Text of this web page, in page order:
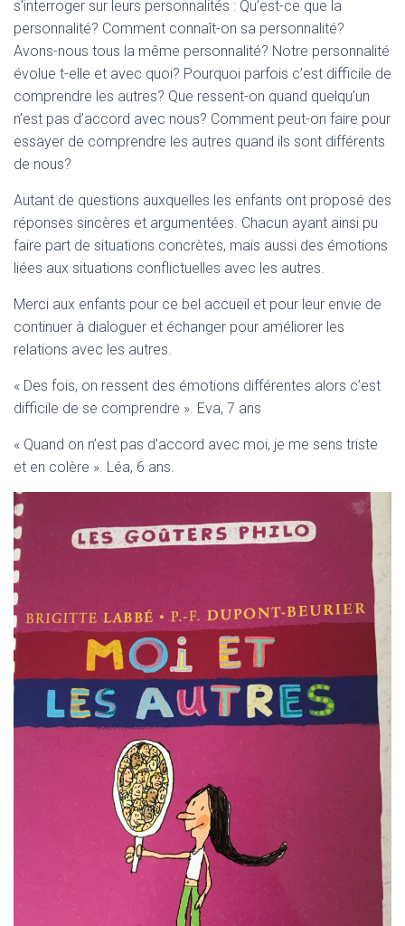
N
s’interroger sur leurs personnalités : Qu’est-ce que la
personnalité? Comment connaît-on sa personnalité?
Avons-nous tous la même personnalité? Notre personnalité
évolue t-elle et avec quoi? Pourquoi parfois c’est difficile de
comprendre les autres? Que ressent-on quand quelqu’un
n’est pas d’accord avec nous? Comment peut-on faire pour
essayer de comprendre les autres quand ils sont différents
de nous?
Autant de questions auxquelles les enfants ont proposé des
réponses sincères et argumentées. Chacun ayant ainsi pu
faire part de situations concrètes, mais aussi des émotions
liées aux situations conflictuelles avec les autres.
Merci aux enfants pour ce bel accueil et pour leur envie de
continuer à dialoguer et échanger pour améliorer les
relations avec les autres.
« Des fois, on ressent des émotions différentes alors c’est
difficile de se comprendre ». Eva, 7 ans
« Quand on n’est pas d’accord avec moi, je me sens triste
et en colère ». Léa, 6 ans.